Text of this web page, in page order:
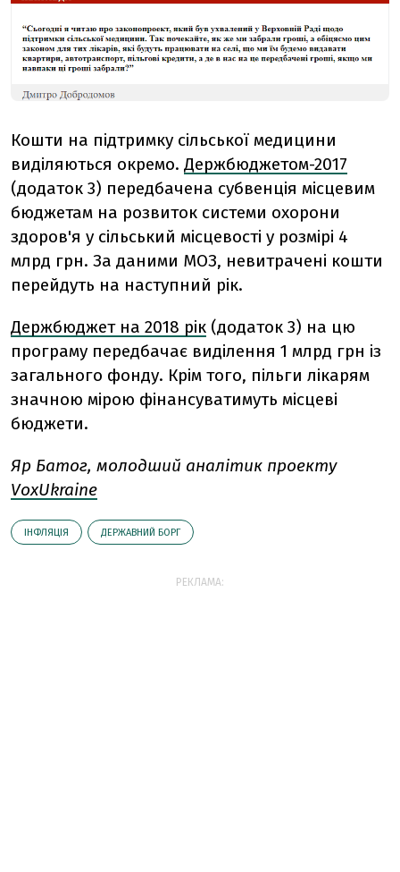
Кошти на підтримку сільської медицини
виділяються окремо. Держбюджетом-2017
(додаток 3) передбачена субвенція місцевим
бюджетам на розвиток системи охорони
здоров'я у сільський місцевості у розмірі 4
млрд грн. За даними МОЗ, невитрачені кошти
перейдуть на наступний рік.
Держбюджет на 2018 рік (додаток 3) на цю
програму передбачає виділення 1 млрд грн із
загального фонду. Крім того, пільги лікарям
значною мірою фінансуватимуть місцеві
бюджети.
Яр Батог, молодший аналітик проекту
VoxUkraine
ІНФЛЯЦІЯ ДЕРЖАВНИЙ БОРГ
РЕКЛАМА: